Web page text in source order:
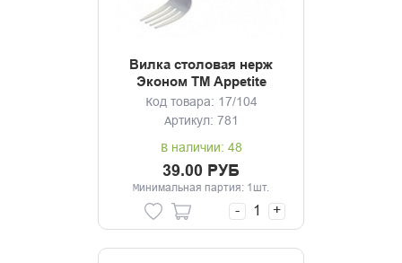
Вилка столовая нерж
Эконом TM Appetite
Код товара: 17/104
Артикул: 781
В наличии: 48
39.00 РУБ
Минимальная партия: 1шт.
- +